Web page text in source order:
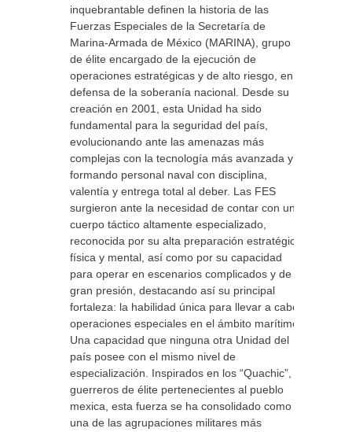
inquebrantable definen la historia de las
Fuerzas Especiales de la Secretaría de
Marina-Armada de México (MARINA), grupo
de élite encargado de la ejecución de
operaciones estratégicas y de alto riesgo, en
defensa de la soberanía nacional. Desde su
creación en 2001, esta Unidad ha sido
fundamental para la seguridad del país,
evolucionando ante las amenazas más
complejas con la tecnología más avanzada y
formando personal naval con disciplina,
valentía y entrega total al deber. Las FES
surgieron ante la necesidad de contar con un
cuerpo táctico altamente especializado,
reconocida por su alta preparación estratégica,
física y mental, así como por su capacidad
para operar en escenarios complicados y de
gran presión, destacando así su principal
fortaleza: la habilidad única para llevar a cabo
operaciones especiales en el ámbito marítimo.
Una capacidad que ninguna otra Unidad del
país posee con el mismo nivel de
especialización. Inspirados en los “Quachic”,
guerreros de élite pertenecientes al pueblo
mexica, esta fuerza se ha consolidado como
una de las agrupaciones militares más